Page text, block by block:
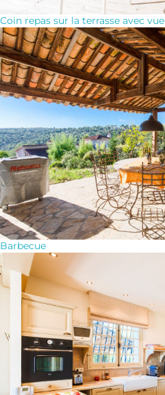
Coin repas sur la terrasse avec vue
Barbecue